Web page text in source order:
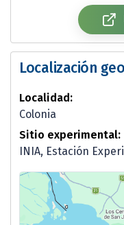
Localización
Localidad:
Colonia
Sitio experimental:
INIA, Estación